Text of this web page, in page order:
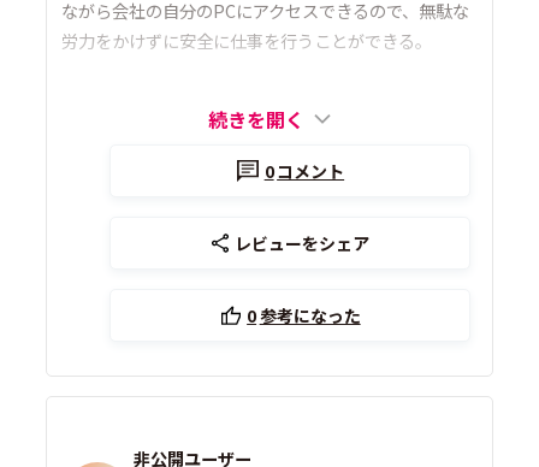
ながら会社の自分のPCにアクセスできるので、無駄な
労力をかけずに安全に仕事を行うことができる。
続きを開く
0コメント
レビューをシェア
0参考になった
非公開ユーザー